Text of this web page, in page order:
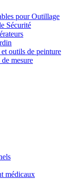
pour Outillage
Sécurité
outils de peinture
mesure
médicaux